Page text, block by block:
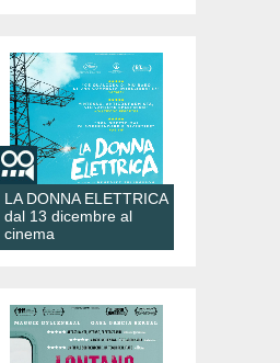
LA DONNA ELETTRICA
dal 13 dicembre al
cinema